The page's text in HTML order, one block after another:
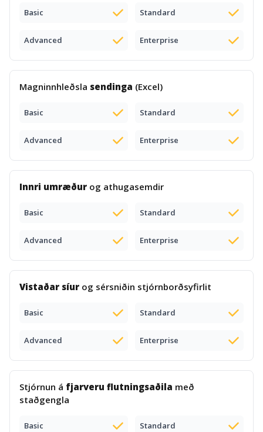
Basic Standard
Advanced Enterprise
Magninnhleðsla sendinga (Excel)
Basic Standard
Advanced Enterprise
Innri umræður og athugasemdir
Basic Standard
Advanced Enterprise
Vistaðar síur og sérsniðin stjórnborðsyfirlit
Basic Standard
Advanced Enterprise
Stjórnun á fjarveru flutningsaðila með
staðgengla
Basic Standard